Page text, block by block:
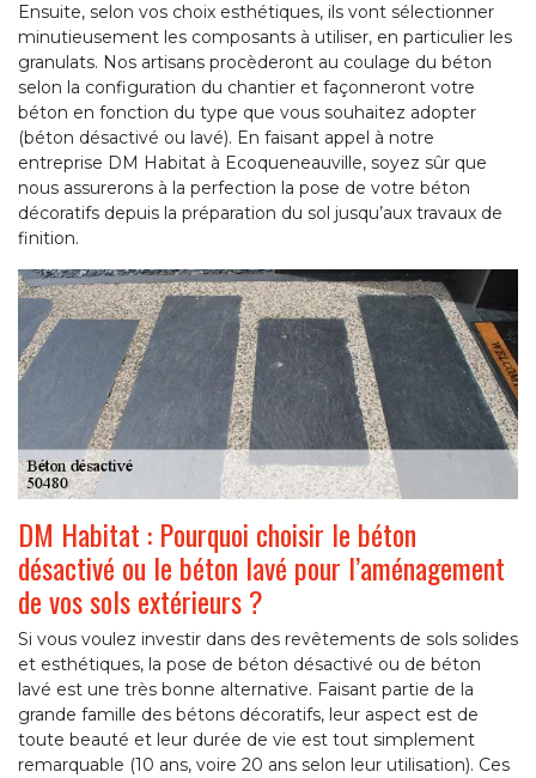
Ensuite, selon vos choix esthétiques, ils vont sélectionner
minutieusement les composants à utiliser, en particulier les
granulats. Nos artisans procèderont au coulage du béton
selon la configuration du chantier et façonneront votre
béton en fonction du type que vous souhaitez adopter
(béton désactivé ou lavé). En faisant appel à notre
entreprise DM Habitat à Ecoqueneauville, soyez sûr que
nous assurerons à la perfection la pose de votre béton
décoratifs depuis la préparation du sol jusqu’aux travaux de
finition.
DM Habitat : Pourquoi choisir le béton
désactivé ou le béton lavé pour l’aménagement
de vos sols extérieurs ?
Si vous voulez investir dans des revêtements de sols solides
et esthétiques, la pose de béton désactivé ou de béton
lavé est une très bonne alternative. Faisant partie de la
grande famille des bétons décoratifs, leur aspect est de
toute beauté et leur durée de vie est tout simplement
remarquable (10 ans, voire 20 ans selon leur utilisation). Ces